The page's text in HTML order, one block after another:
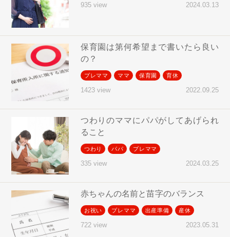
935 view 2024.03.13
保育園は第何希望まで書いたら良い
の？
プレママ ママ 保育園 育休
1423 view 2022.09.25
つわりのママにパパがしてあげられ
ること
つわり パパ プレママ
335 view 2024.03.25
赤ちゃんの名前と苗字のバランス
お祝い プレママ 出産準備 産休
722 view 2023.05.31